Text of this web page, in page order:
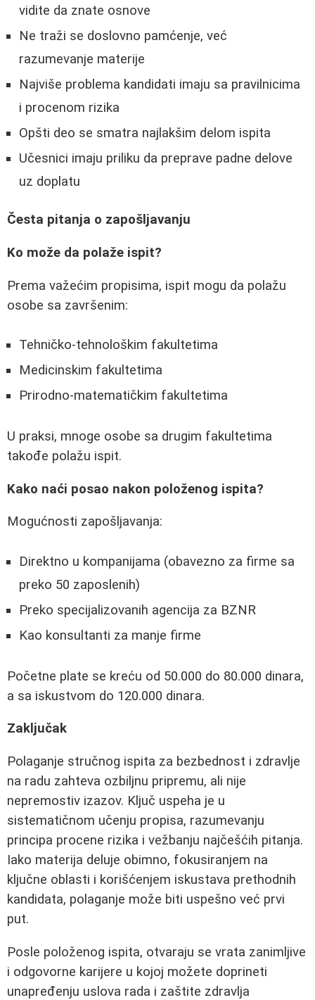
vidite da znate osnove
Ne traži se doslovno pamćenje, već
razumevanje materije
Najviše problema kandidati imaju sa pravilnicima
i procenom rizika
Opšti deo se smatra najlakšim delom ispita
Učesnici imaju priliku da preprave padne delove
uz doplatu
Česta pitanja o zapošljavanju
Ko može da polaže ispit?
Prema važećim propisima, ispit mogu da polažu
osobe sa završenim:
Tehničko-tehnološkim fakultetima
Medicinskim fakultetima
Prirodno-matematičkim fakultetima
U praksi, mnoge osobe sa drugim fakultetima
takođe polažu ispit.
Kako naći posao nakon položenog ispita?
Mogućnosti zapošljavanja:
Direktno u kompanijama (obavezno za firme sa
preko 50 zaposlenih)
Preko specijalizovanih agencija za BZNR
Kao konsultanti za manje firme
Početne plate se kreću od 50.000 do 80.000 dinara,
a sa iskustvom do 120.000 dinara.
Zaključak
Polaganje stručnog ispita za bezbednost i zdravlje
na radu zahteva ozbiljnu pripremu, ali nije
nepremostiv izazov. Ključ uspeha je u
sistematičnom učenju propisa, razumevanju
principa procene rizika i vežbanju najčešćih pitanja.
Iako materija deluje obimno, fokusiranjem na
ključne oblasti i korišćenjem iskustava prethodnih
kandidata, polaganje može biti uspešno već prvi
put.
Posle položenog ispita, otvaraju se vrata zanimljive
i odgovorne karijere u kojoj možete doprineti
unapređenju uslova rada i zaštite zdravlja